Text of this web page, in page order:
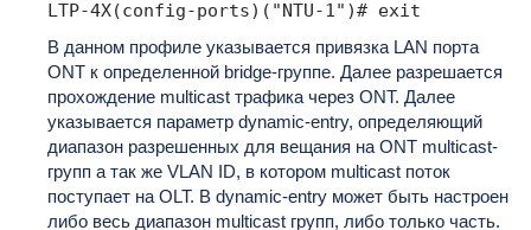
В данном профиле указывается привязка LAN порта
ONT к определенной bridge-группе. Далее разрешается
прохождение multicast трафика через ONT. Далее
указывается параметр dynamic-entry, определяющий
диапазон разрешенных для вещания на ONT multicast-
групп а так же VLAN ID, в котором multicast поток
поступает на OLT. В dynamic-entry может быть настроен
либо весь диапазон multicast групп, либо только часть.